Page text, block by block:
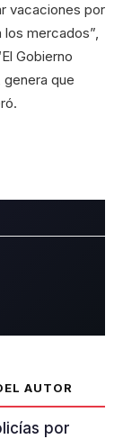
vacaciones por
mercados”,
Gobierno
que
AUTOR
por